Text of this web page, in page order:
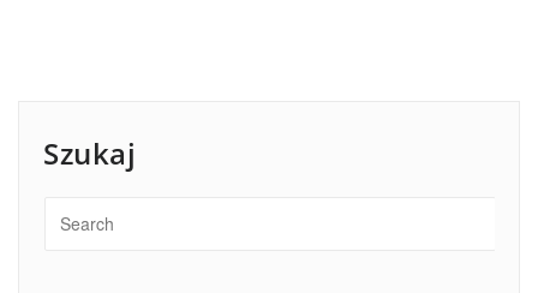
Szukaj